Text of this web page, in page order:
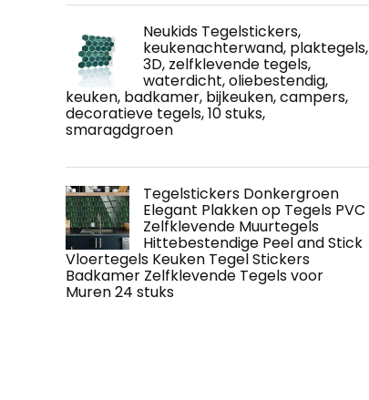
Neukids Tegelstickers,
keukenachterwand, plaktegels,
3D, zelfklevende tegels,
waterdicht, oliebestendig,
keuken, badkamer, bijkeuken, campers,
decoratieve tegels, 10 stuks,
smaragdgroen
Tegelstickers Donkergroen
Elegant Plakken op Tegels PVC
Zelfklevende Muurtegels
Hittebestendige Peel and Stick
Vloertegels Keuken Tegel Stickers
Badkamer Zelfklevende Tegels voor
Muren 24 stuks